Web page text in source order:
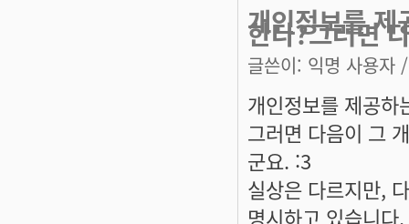
개인정보를 제
한다?그러면
글쓴이: 익명 사용자
개인정보를 제공하
그러면 다음이 그
군요. :3
실상은 다르지만,
명시하고 있습니다.